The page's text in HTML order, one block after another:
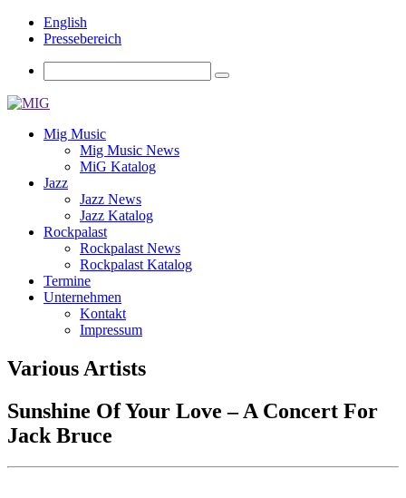
English
Pressebereich
Mig Music
Mig Music News
MiG Katalog
Jazz
Jazz News
Jazz Katalog
Rockpalast
Rockpalast News
Rockpalast Katalog
Termine
Unternehmen
Kontakt
Impressum
Various Artists
Sunshine Of Your Love – A Concert For
Jack Bruce